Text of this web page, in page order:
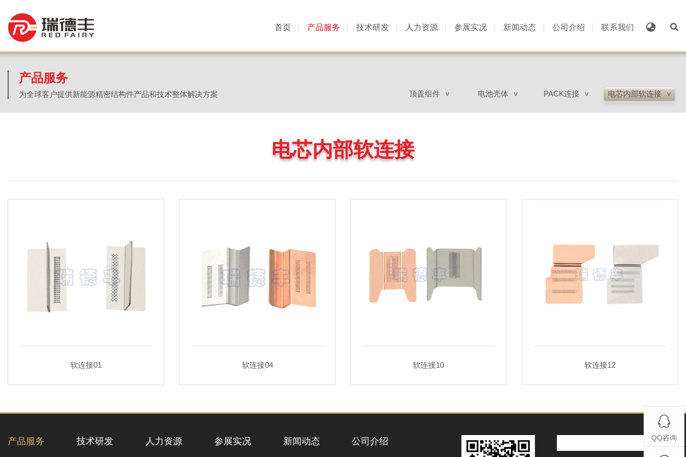
首页 产品服务 技术研发 人力资源 参展实况 新闻动态 公司介绍 联系我们
产品服务
为全球客户提供新能源精密结构件产品和技术整体解决方案 顶盖组件 > 电池壳体 > PACK连接 > 电芯内部软连接 >
电芯内部软连接
软连接01 软连接04 软连接10 软连接12
产品服务 技术研发 人力资源 参展实况 新闻动态 公司介绍 QQ咨询